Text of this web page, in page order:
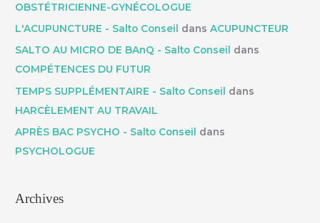
OBSTÉTRICIENNE-GYNÉCOLOGUE
L'ACUPUNCTURE - Salto Conseil
dansACUPUNCTEUR
SALTO AU MICRO DE BAnQ - Salto Conseil
dans
COMPÉTENCES DU FUTUR
TEMPS SUPPLÉMENTAIRE - Salto Conseil
dans
HARCÈLEMENT AU TRAVAIL
APRÈS BAC PSYCHO - Salto Conseil
dans
PSYCHOLOGUE
Archives